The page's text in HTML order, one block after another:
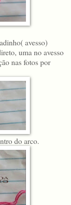
avesso)
uma no avesso
nas fotos por
do arco.